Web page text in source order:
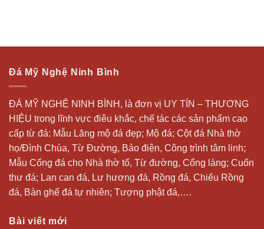
Đá Mỹ Nghệ Ninh Bình
ĐÁ MỸ NGHỆ NINH BÌNH, là đơn vị UY TÍN – THƯƠNG
HIỆU trong lĩnh vực điêu khắc, chế tác các sản phẩm cao
cấp từ đá: Mẫu Lăng mộ đá đẹp; Mộ đá; Cột đá Nhà thờ
họ/Đình Chùa, Từ Đường, Bảo điện, Công trình tâm linh;
Mẫu Cổng đá cho Nhà thờ tổ, Từ đường, Cổng làng; Cuốn
thư đá; Lan can đá, Lư hương đá, Rồng đá, Chiếu Rồng
đá, Bàn ghế đá tự nhiên; Tượng phật đá,….
Bài viết mới